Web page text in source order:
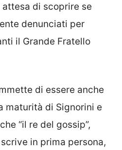
attesa di scoprire se
denunciati per
il Grande Fratello
di essere anche
maturità di Signorini e
“il re del gossip”,
in prima persona,